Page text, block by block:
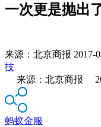
一次更是抛出
来源： 北京商报 2017-
技
来源：北京商报
蚂蚁金服